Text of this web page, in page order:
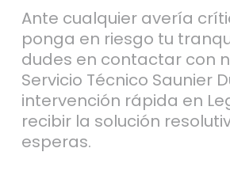
Ante cualquier avería
ponga en riesgo tu
dudes en contactar con
Servicio Técnico Saunier
intervención rápida en
recibir la solución
esperas.